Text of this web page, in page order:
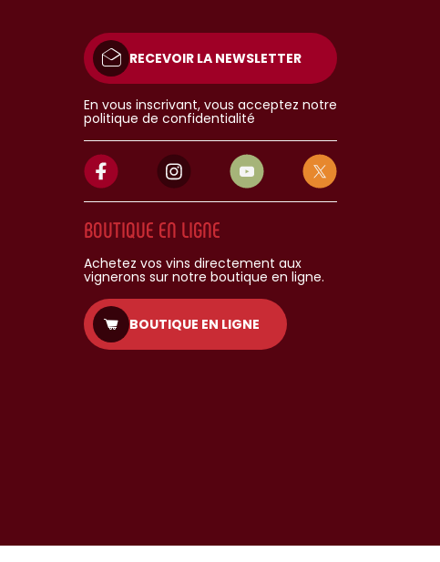
RECEVOIR LA NEWSLETTER
En vous inscrivant, vous acceptez notre
politique de confidentialité
BOUTIQUE EN LIGNE
Achetez vos vins directement aux
vignerons sur notre boutique en ligne.
BOUTIQUE EN LIGNE